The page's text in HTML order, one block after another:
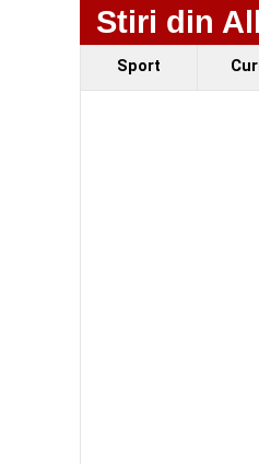
Stiri din
Sport